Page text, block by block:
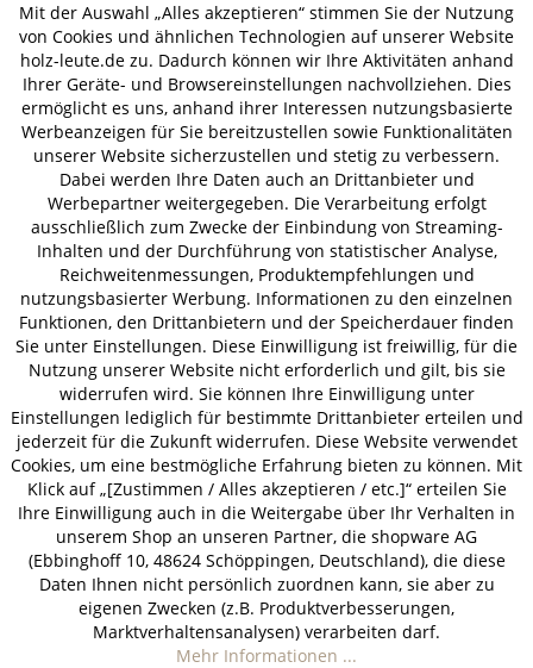
ZAHLUNGSARTEN
VERSAND
AGB Datenschutz
Impressum
© 2026 HOLZ-LEUTE
* Alle Preise inkl. gesetzl. Mehrwertsteuer zzgl.Versandkosten.
Mit der Auswahl „Alles akzeptieren“ stimmen Sie der Nutzung
von Cookies und ähnlichen Technologien auf unserer Website
holz-leute.de zu. Dadurch können wir Ihre Aktivitäten anhand
Ihrer Geräte- und Browsereinstellungen nachvollziehen. Dies
ermöglicht es uns, anhand ihrer Interessen nutzungsbasierte
Werbeanzeigen für Sie bereitzustellen sowie Funktionalitäten
unserer Website sicherzustellen und stetig zu verbessern.
Dabei werden Ihre Daten auch an Drittanbieter und
Werbepartner weitergegeben. Die Verarbeitung erfolgt
ausschließlich zum Zwecke der Einbindung von Streaming-
Inhalten und der Durchführung von statistischer Analyse,
Reichweitenmessungen, Produktempfehlungen und
nutzungsbasierter Werbung. Informationen zu den einzelnen
Funktionen, den Drittanbietern und der Speicherdauer finden
Sie unter Einstellungen. Diese Einwilligung ist freiwillig, für die
Nutzung unserer Website nicht erforderlich und gilt, bis sie
widerrufen wird. Sie können Ihre Einwilligung unter
Einstellungen lediglich für bestimmte Drittanbieter erteilen und
jederzeit für die Zukunft widerrufen. Diese Website verwendet
Cookies, um eine bestmögliche Erfahrung bieten zu können. Mit
Klick auf „[Zustimmen / Alles akzeptieren / etc.]“ erteilen Sie
Ihre Einwilligung auch in die Weitergabe über Ihr Verhalten in
unserem Shop an unseren Partner, die shopware AG
(Ebbinghoff 10, 48624 Schöppingen, Deutschland), die diese
Daten Ihnen nicht persönlich zuordnen kann, sie aber zu
eigenen Zwecken (z.B. Produktverbesserungen,
Marktverhaltensanalysen) verarbeiten darf.
Mehr Informationen ...